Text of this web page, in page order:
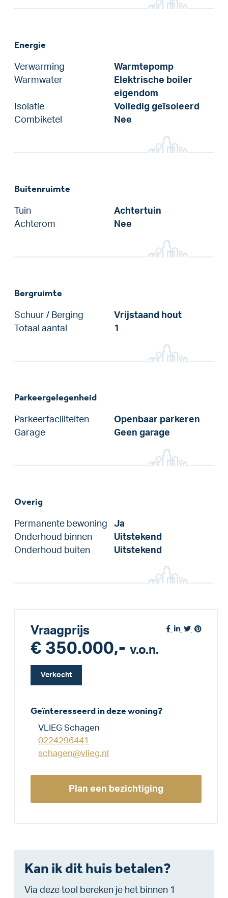
Energie
Verwarming
Warmtepomp
Warmwater
Elektrische boiler
eigendom
Isolatie
Volledig geïsoleerd
Combiketel
Nee
Buitenruimte
Tuin
Achtertuin
Achterom
Nee
Bergruimte
Schuur / Berging
Vrijstaand hout
Totaal aantal
1
Parkeergelegenheid
Parkeerfaciliteiten
Openbaar parkeren
Garage
Geen garage
Overig
Permanente bewoning
Ja
Onderhoud binnen
Uitstekend
Onderhoud buiten
Uitstekend
Vraagprijs
€ 350.000,- v.o.n.
Verkocht
Geïnteresseerd in deze woning?
VLIEG Schagen
0224296441
schagen@vlieg.nl
Plan een bezichtiging
Kan ik dit huis betalen?
Via deze tool bereken je het binnen 1